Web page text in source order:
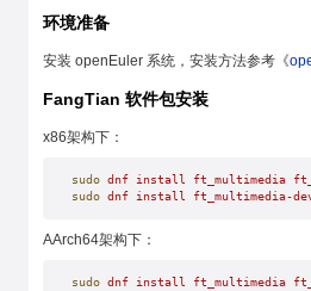
环境准备
安装 openEuler 系统，安装方法参考《
FangTian 软件包安装
x86架构下：
sudo dnf install ft_multimedia
sudo dnf install ft_multimedia-
AArch64架构下：
sudo dnf install ft_multimedia